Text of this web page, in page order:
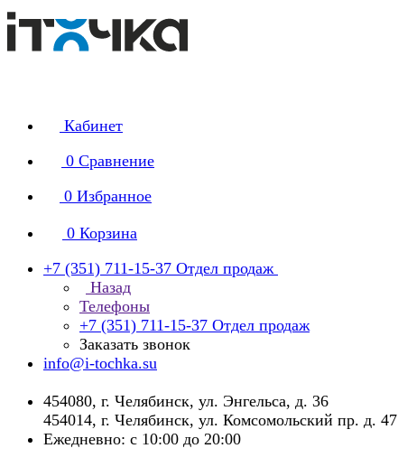
Кабинет
0 Сравнение
0 Избранное
0 Корзина
+7 (351) 711-15-37 Отдел продаж
Назад
Телефоны
+7 (351) 711-15-37 Отдел продаж
Заказать звонок
info@i-tochka.su
​454080, г. Челябинск, ул. Энгельса, д. 36
454014, г. Челябинск, ул. Комсомольский пр. д. 47
Ежедневно: с 10:00 до 20:00